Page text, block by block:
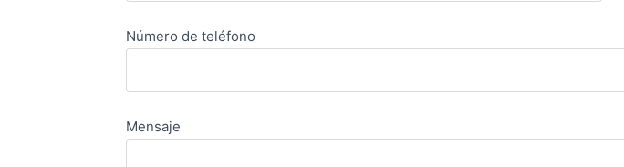
Número de teléfono
Mensaje